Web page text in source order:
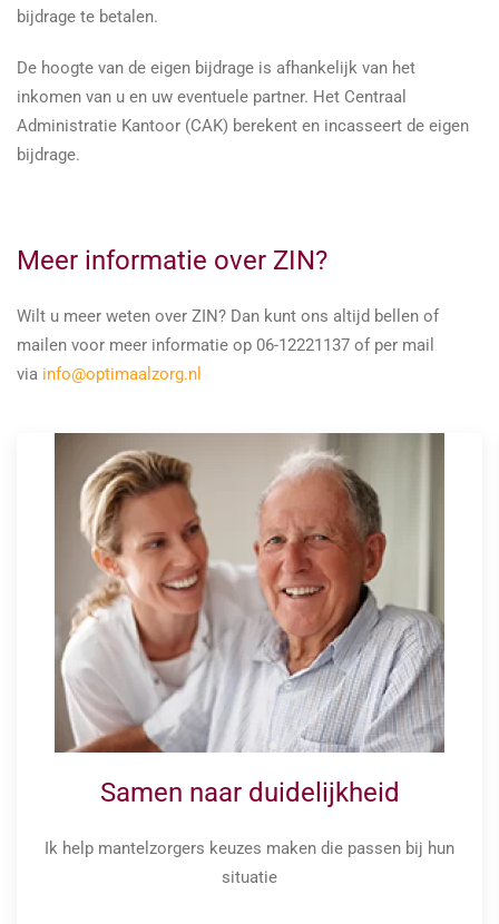
bijdrage te betalen.
De hoogte van de eigen bijdrage is afhankelijk van het
inkomen van u en uw eventuele partner. Het Centraal
Administratie Kantoor (CAK) berekent en incasseert de eigen
bijdrage.
Meer informatie over ZIN?
Wilt u meer weten over ZIN? Dan kunt ons altijd bellen of
mailen voor meer informatie op 06-12221137 of per mail
via info@optimaalzorg.nl
Samen naar duidelijkheid
Ik help mantelzorgers keuzes maken die passen bij hun
situatie